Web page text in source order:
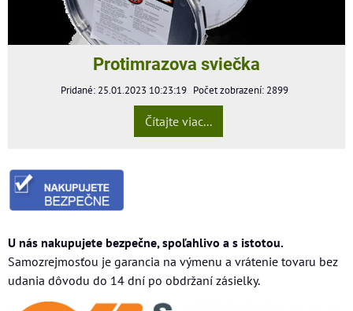
Protimrazova sviečka
Pridané: 25.01.2023 10:23:19 Počet zobrazení: 2899
Čítajte viac...
U nás nakupujete bezpečne, spoľahlivo a s istotou.
Samozrejmosťou je garancia na výmenu a vrátenie tovaru bez
udania dôvodu do 14 dní po obdržaní zásielky.